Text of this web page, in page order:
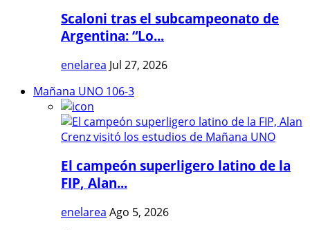
Scaloni tras el subcampeonato de
Argentina: “Lo...
enelarea Jul 27, 2026
Mañana UNO 106-3
El campeón superligero latino de la
FIP, Alan...
enelarea Ago 5, 2026